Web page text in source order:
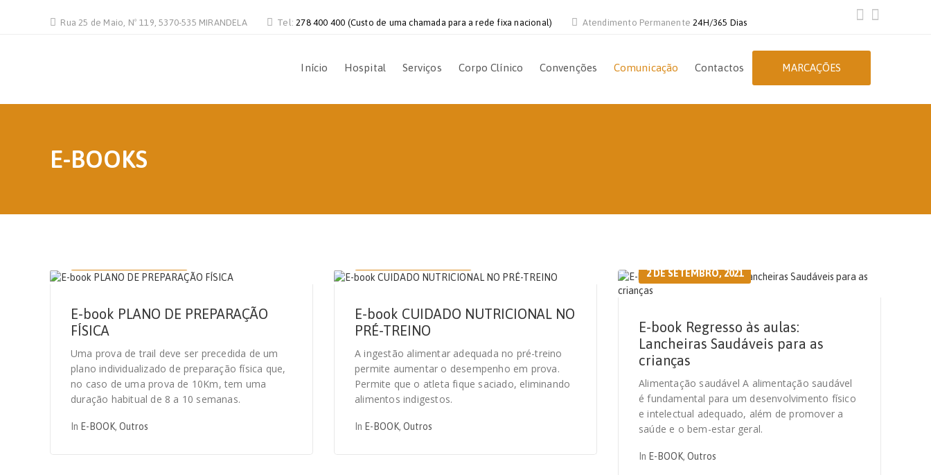
Rua 25 de Maio, Nº 119, 5370-535 MIRANDELA Tel:278 400 400 (Custo de uma chamada para a rede fixa nacional) Atendimento Permanente24H/365 Dias
Início Hospital Serviços Corpo Clínico Convenções Comunicação Contactos MARCAÇÕES
E-BOOKS
E-book PLANO DE PREPARAÇÃO
FÍSICA
Uma prova de trail deve ser precedida de um
plano individualizado de preparação física que,
no caso de uma prova de 10Km, tem uma
duração habitual de 8 a 10 semanas.
In E-BOOK, Outros
E-book CUIDADO NUTRICIONAL NO
PRÉ-TREINO
A ingestão alimentar adequada no pré-treino
permite aumentar o desempenho em prova.
Permite que o atleta fique saciado, eliminando
alimentos indigestos.
In E-BOOK, Outros
2 DE SETEMBRO, 2021
E-book Regresso às aulas:
Lancheiras Saudáveis para as
crianças
Alimentação saudável A alimentação saudável
é fundamental para um desenvolvimento físico
e intelectual adequado, além de promover a
saúde e o bem-estar geral.
In E-BOOK, Outros